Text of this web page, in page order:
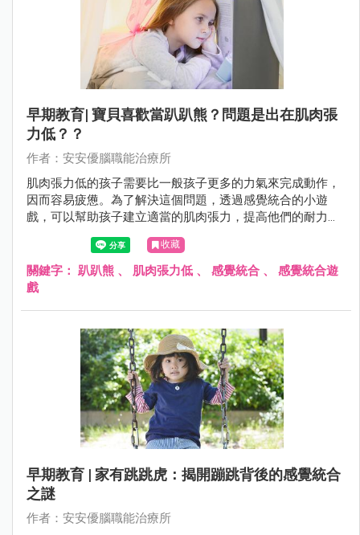
早期教育| 寶貝喜歡當趴趴熊？問題是出在肌肉張
力低？？
作者：安安優腦職能治療所
肌肉張力低的孩子需要比一般孩子更多的力氣來完成動作，
因而容易疲憊。為了解決這個問題，透過感覺統合的小遊
戲，可以幫助孩子建立適當的肌肉張力，提高他們的耐力和
身體穩定度。
收藏
關鍵字： 趴趴熊 、 肌肉張力低 、 感覺統合 、 感覺統合遊
戲
早期教育 | 家有跳跳虎：揭開蹦跳背後的感覺統合
之謎
作者：安安優腦職能治療所